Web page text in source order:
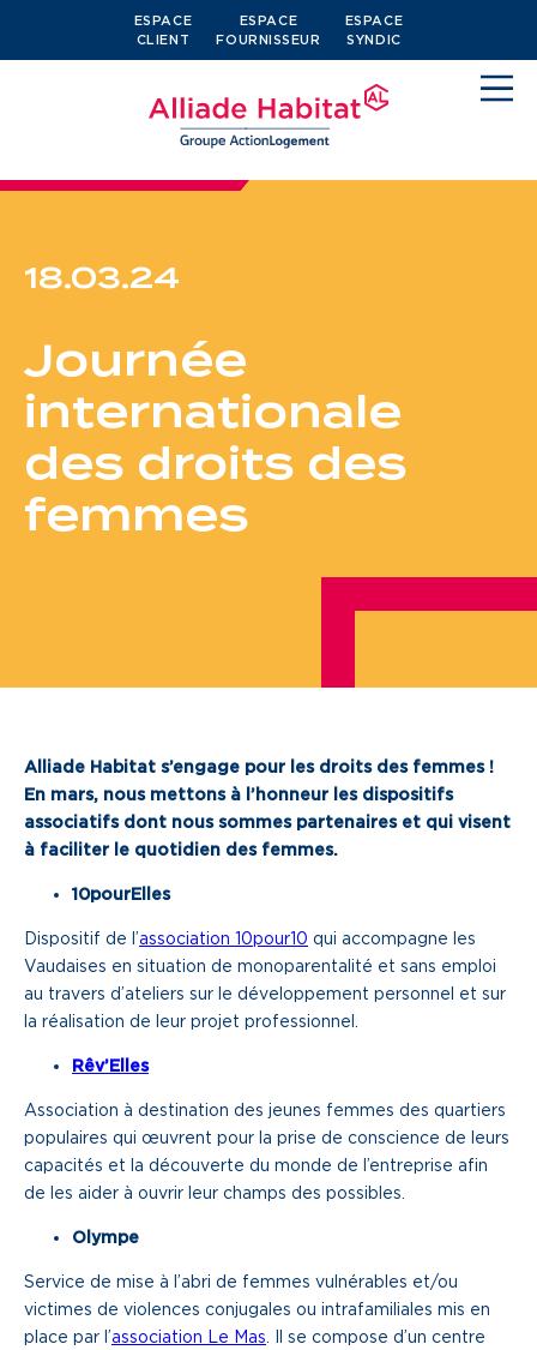
ESPACE
CLIENT
ESPACE
FOURNISSEUR
ESPACE
SYNDIC
Je cherche un logement
J’ai moins de 30 ans
Je suis salarié
J’ai plus de 65 ans
Services aux habitants
Innovation
Notre vision
Notre projet d’entreprise
Notre organisation
Une gouvernance de proximité
Notre histoire
Nos métiers
Notre culture
18.03.24
Journée
internationale
des droits des
femmes
Alliade Habitat s’engage pour les droits des femmes !
En mars, nous mettons à l’honneur les dispositifs
associatifs dont nous sommes partenaires et qui visent
à faciliter le quotidien des femmes.
10pourElles
Dispositif de l’association 10pour10 qui accompagne les
Vaudaises en situation de monoparentalité et sans emploi
au travers d’ateliers sur le développement personnel et sur
la réalisation de leur projet professionnel.
Rêv’Elles
Association à destination des jeunes femmes des quartiers
populaires qui œuvrent pour la prise de conscience de leurs
capacités et la découverte du monde de l’entreprise afin
de les aider à ouvrir leur champs des possibles.
Olympe
Service de mise à l’abri de femmes vulnérables et/ou
victimes de violences conjugales ou intrafamiliales mis en
place par l’association Le Mas . Il se compose d’un centre